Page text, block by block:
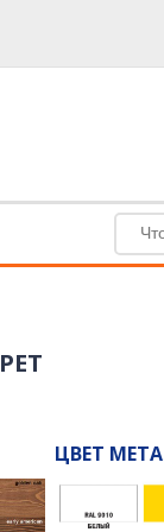
ЦВЕТ